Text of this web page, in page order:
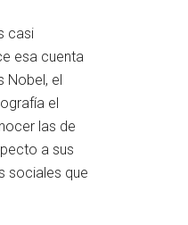
casi
esa cuenta
Nobel, el
el
las de
a sus
sociales que